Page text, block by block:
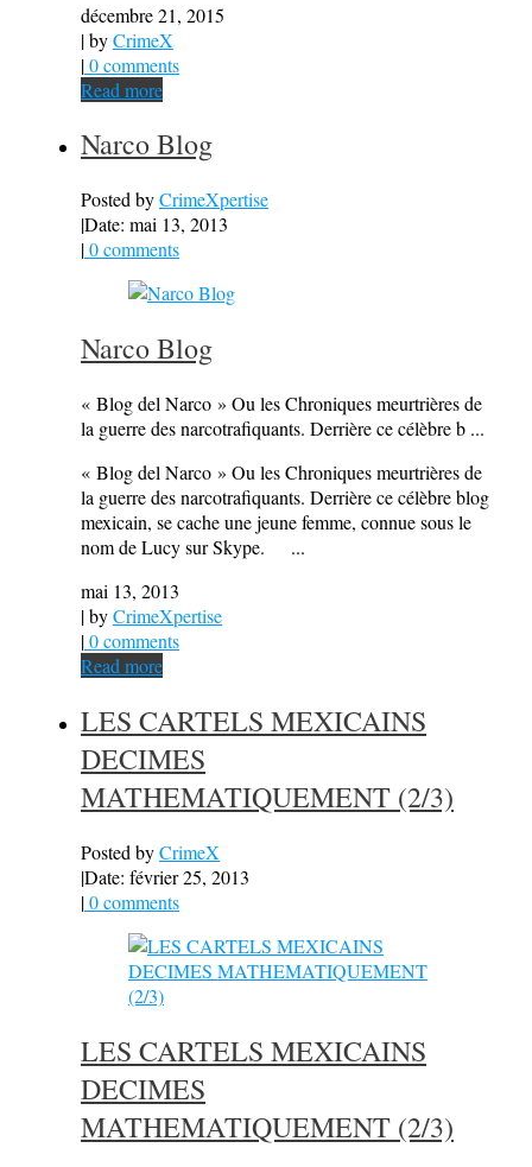
décembre 21, 2015
| byCrimeX
|0 comments
Read more
Narco Blog
Posted byCrimeXpertise
|Date: mai 13, 2013
|0 comments
Narco Blog
« Blog del Narco » Ou les Chroniques meurtrières de
la guerre des narcotrafiquants. Derrière ce célèbre b ...
« Blog del Narco » Ou les Chroniques meurtrières de
la guerre des narcotrafiquants. Derrière ce célèbre blog
mexicain, se cache une jeune femme, connue sous le
nom de Lucy sur Skype. ...
mai 13, 2013
| byCrimeXpertise
|0 comments
Read more
LES CARTELS MEXICAINS
DECIMES
MATHEMATIQUEMENT (2/3)
Posted byCrimeX
|Date: février 25, 2013
|0 comments
LES CARTELS MEXICAINS
DECIMES
MATHEMATIQUEMENT (2/3)